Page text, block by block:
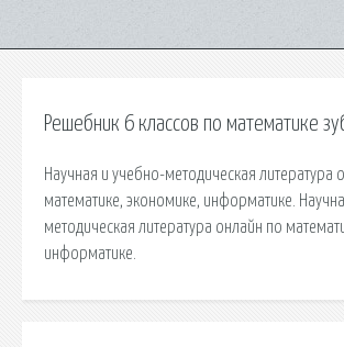
Решебник 6 классов по математике
Научная и учебно-методическая литература
математике, экономике, информатике.
методическая литература онлайн по
информатике.